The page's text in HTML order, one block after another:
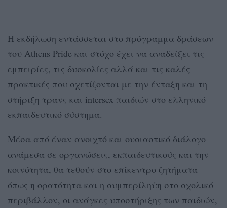
Η εκδήλωση εντάσσεται στο πρόγραμμα δράσεων
του Athens Pride και στόχο έχει να αναδείξει τις
εμπειρίες, τις δυσκολίες αλλά και τις καλές
πρακτικές που σχετίζονται με την ένταξη και τη
στήριξη τρανς και intersex παιδιών στο ελληνικό
εκπαιδευτικό σύστημα.
Μέσα από έναν ανοιχτό και ουσιαστικό διάλογο
ανάμεσα σε οργανώσεις, εκπαιδευτικούς και την
κοινότητα, θα τεθούν στο επίκεντρο ζητήματα
όπως η ορατότητα και η συμπερίληψη στο σχολικό
περιβάλλον, οι ανάγκες υποστήριξης των παιδιών,